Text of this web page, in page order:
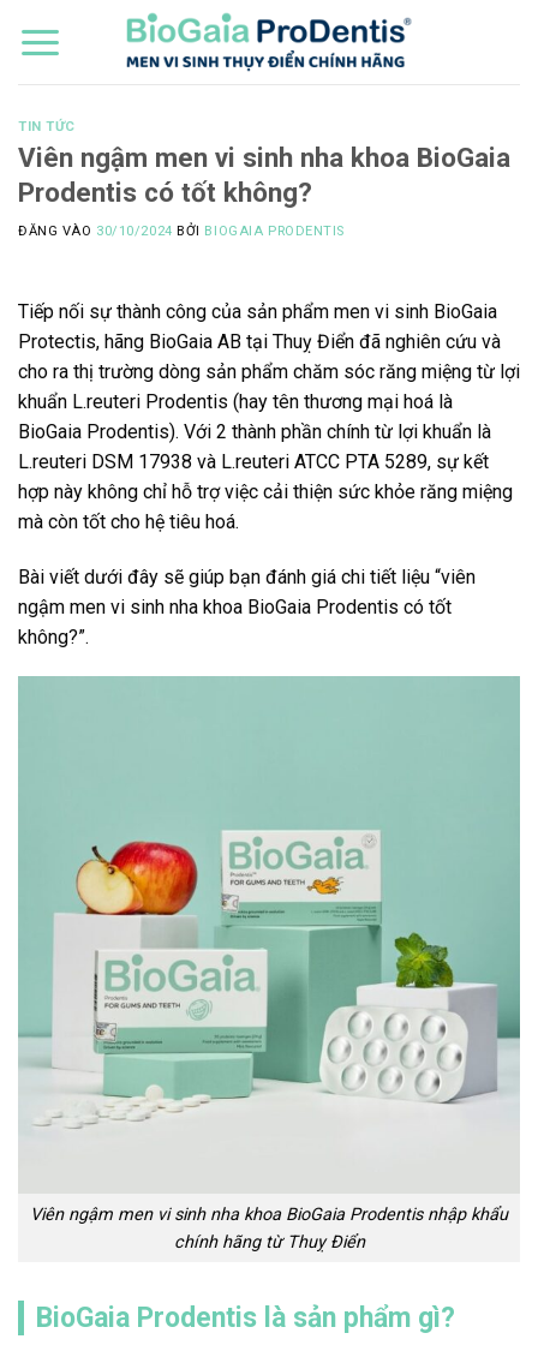
qua
TIN TỨC
Viên ngậm men vi sinh nha khoa BioGaia
Prodentis có tốt không?
ĐĂNG VÀO 30/10/2024 BỞI BIOGAIA PRODENTIS
Tiếp nối sự thành công của sản phẩm men vi sinh BioGaia
Protectis, hãng BioGaia AB tại Thuỵ Điển đã nghiên cứu và
cho ra thị trường dòng sản phẩm chăm sóc răng miệng từ lợi
khuẩn L.reuteri Prodentis (hay tên thương mại hoá là
BioGaia Prodentis). Với 2 thành phần chính từ lợi khuẩn là
L.reuteri DSM 17938 và L.reuteri ATCC PTA 5289, sự kết
hợp này không chỉ hỗ trợ việc cải thiện sức khỏe răng miệng
mà còn tốt cho hệ tiêu hoá.
Bài viết dưới đây sẽ giúp bạn đánh giá chi tiết liệu “viên
ngậm men vi sinh nha khoa BioGaia Prodentis có tốt
không?”.
Viên ngậm men vi sinh nha khoa BioGaia Prodentis nhập khẩu
chính hãng từ Thuỵ Điển
BioGaia Prodentis là sản phẩm gì?